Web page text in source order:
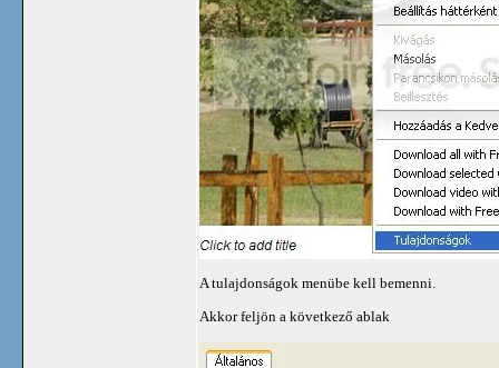
A tulajdonságok menübe kell bemenni.
Akkor feljön a következő ablak